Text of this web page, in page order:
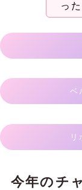
っ
ベ
リ
今年のチ